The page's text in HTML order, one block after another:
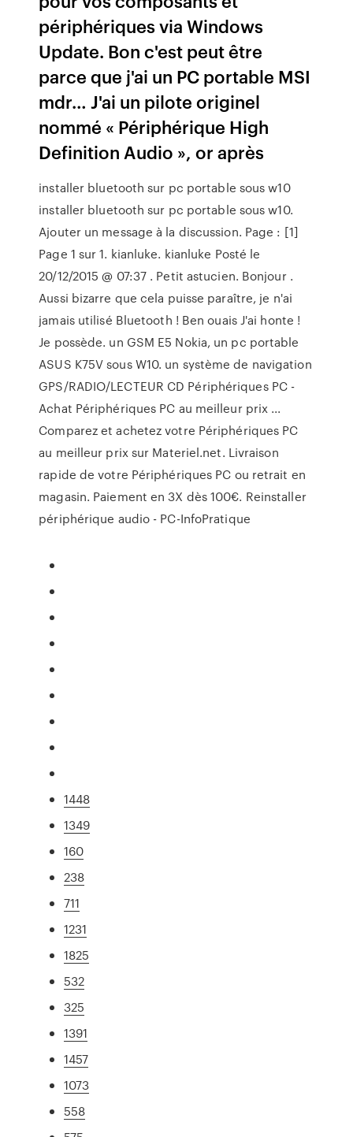
périphériques via Windows
Update. Bon c'est peut être
parce que j'ai un PC portable MSI
mdr… J'ai un pilote originel
nommé « Périphérique High
Definition Audio », or après
installer bluetooth sur pc portable sous w10
installer bluetooth sur pc portable sous w10.
Ajouter un message à la discussion. Page : [1]
Page 1 sur 1. kianluke. kianluke Posté le
20/12/2015 @ 07:37 . Petit astucien. Bonjour .
Aussi bizarre que cela puisse paraître, je n'ai
jamais utilisé Bluetooth ! Ben ouais J'ai honte !
Je possède. un GSM E5 Nokia, un pc portable
ASUS K75V sous W10. un système de navigation
GPS/RADIO/LECTEUR CD Périphériques PC -
Achat Périphériques PC au meilleur prix ...
Comparez et achetez votre Périphériques PC
au meilleur prix sur Materiel.net. Livraison
rapide de votre Périphériques PC ou retrait en
magasin. Paiement en 3X dès 100€. Reinstaller
périphérique audio - PC-InfoPratique
1448
1349
160
238
711
1231
1825
532
325
1391
1457
1073
558